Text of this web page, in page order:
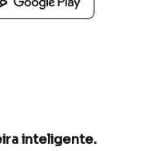
inteligente.